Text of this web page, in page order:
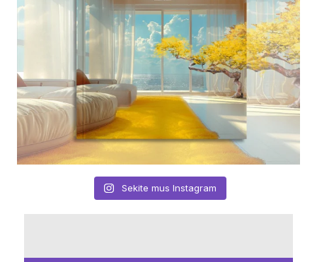
Sekite mus Instagram